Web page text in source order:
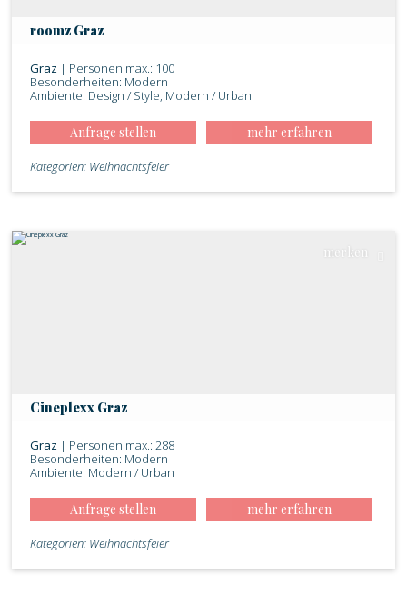
roomz Graz
Graz | Personen max.: 100
Besonderheiten: Modern
Ambiente: Design / Style, Modern / Urban
Anfrage stellen mehr erfahren
Kategorien: Weihnachtsfeier
Cineplexx Graz
merken
Graz | Personen max.: 288
Besonderheiten: Modern
Ambiente: Modern / Urban
Anfrage stellen mehr erfahren
Kategorien: Weihnachtsfeier